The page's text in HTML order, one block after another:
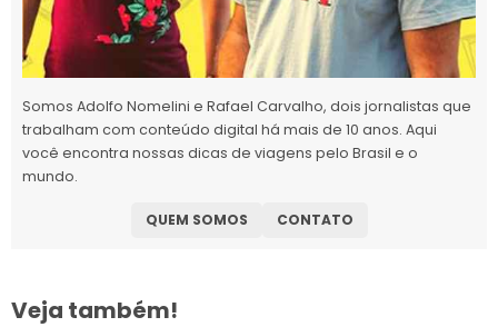
Somos Adolfo Nomelini e Rafael Carvalho, dois jornalistas que
trabalham com conteúdo digital há mais de 10 anos. Aqui
você encontra nossas dicas de viagens pelo Brasil e o
mundo.
QUEM SOMOS CONTATO
Veja também!